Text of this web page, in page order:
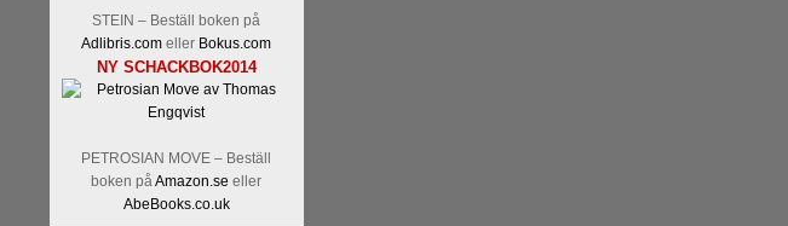
STEIN – Beställ boken på
Adlibris.com eller Bokus.com
NY SCHACKBOK2014
PETROSIAN MOVE – Beställ
boken påAmazon.se eller
AbeBooks.co.uk